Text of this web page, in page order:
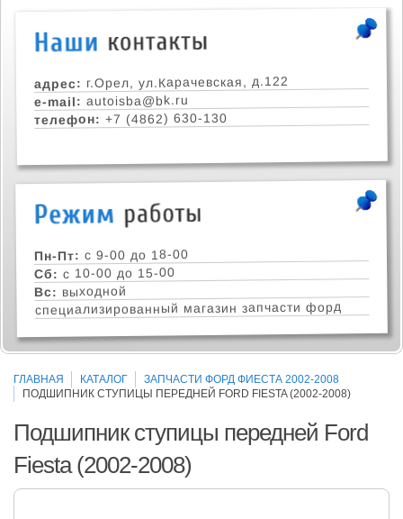
адрес: г.Орел, ул.Карачевская, д.122
e-mail: autoisba@bk.ru
телефон: +7 (4862) 630-130
Пн-Пт: с 9-00 до 18-00
Сб: с 10-00 до 15-00
Вс: выходной
специализированный магазин запчасти форд
ГЛАВНАЯ КАТАЛОГ
ЗАПЧАСТИ ФОРД ФИЕСТА 2002-2008
ПОДШИПНИК СТУПИЦЫ ПЕРЕДНЕЙ FORD FIESTA (2002-2008)
Подшипник ступицы передней Ford
Fiesta (2002-2008)